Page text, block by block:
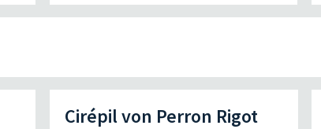
Cirépil von Perron Rigot